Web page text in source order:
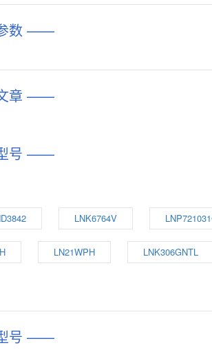
数 ——
章 ——
号 ——
LNK6764V
LN21WPH LNK306GNTL
号 ——